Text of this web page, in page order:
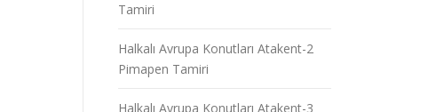
Tamiri
Halkalı Avrupa Konutları Atakent-2
Pimapen Tamiri
Halkalı Avrupa Konutları Atakent-3